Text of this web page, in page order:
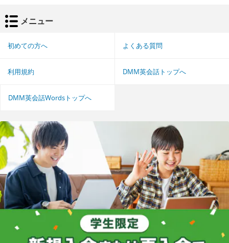
メニュー
初めての方へ よくある質問
利用規約 DMM英会話トップへ
DMM英会話Wordsトップへ